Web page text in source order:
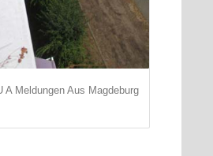
A Meldungen Aus Magdeburg